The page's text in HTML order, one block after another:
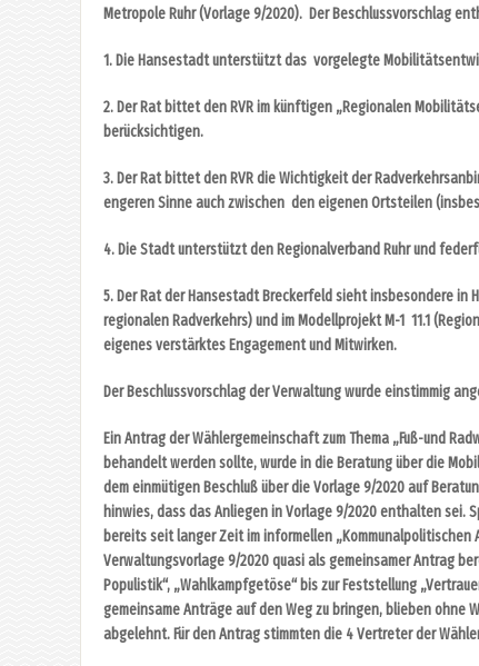
Metropole Ruhr (Vorlage 9/2020). Der Beschlussvorschlag
1. Die Hansestadt unterstützt das vorgelegte
2. Der Rat bittet den RVR im künftigen „Regionalen
berücksichtigen.
3. Der Rat bittet den RVR die Wichtigkeit der
engeren Sinne auch zwischen den eigenen Ortsteilen
4. Die Stadt unterstützt den Regionalverband Ruhr und
5. Der Rat der Hansestadt Breckerfeld sieht insbesondere in
regionalen Radverkehrs) und im Modellprojekt M-1 11.1
eigenes verstärktes Engagement und Mitwirken.
Der Beschlussvorschlag der Verwaltung wurde einstimmig
Ein Antrag der Wählergemeinschaft zum Thema „Fuß-und
behandelt werden sollte, wurde in die Beratung über die
dem einmütigen Beschluß über die Vorlage 9/2020 auf
hinwies, dass das Anliegen in Vorlage 9/2020 enthalten sei.
bereits seit langer Zeit im informellen
Verwaltungsvorlage 9/2020 quasi als gemeinsamer Antrag
Populistik“, „Wahlkampfgetöse“ bis zur Feststellung
gemeinsame Anträge auf den Weg zu bringen, blieben ohne
abgelehnt. Für den Antrag stimmten die 4 Vertreter der